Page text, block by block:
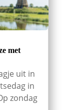
met
uit in
in
zondag